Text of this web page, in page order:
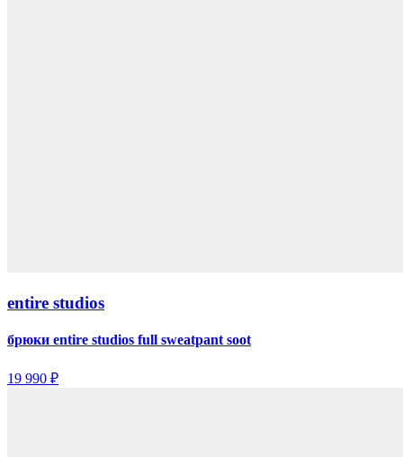
entire studios
брюки entire studios full sweatpant soot
19 990 ₽